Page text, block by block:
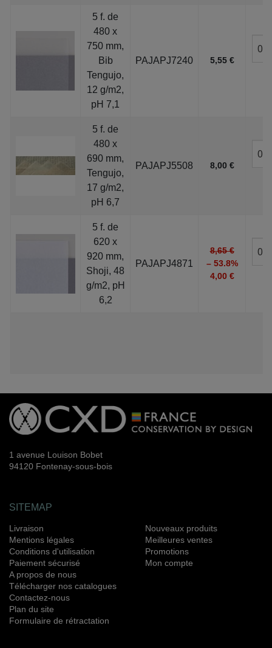
5 f. de
480 x
750 mm,
Bib
Tengujo,
12 g/m2,
pH 7,1
PAJAPJ7240 5,55 €
5 f. de
480 x
690 mm,
Tengujo,
17 g/m2,
pH 6,7
PAJAPJ5508 8,00 €
5 f. de
620 x
920 mm,
Shoji, 48
g/m2, pH
6,2
PAJAPJ4871
8,65 €
– 53.8%
4,00 €
1 avenue Louison Bobet
94120 Fontenay-sous-bois
SITEMAP
Livraison
Mentions légales
Conditions d'utilisation
Paiement sécurisé
A propos de nous
Télécharger nos catalogues
Contactez-nous
Plan du site
Formulaire de rétractation
Nouveaux produits
Meilleures ventes
Promotions
Mon compte